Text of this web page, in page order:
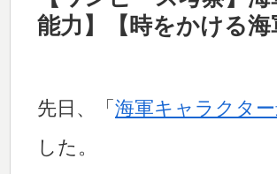
能力】【時をかける海
先日、「 海軍キャラクタ
した。